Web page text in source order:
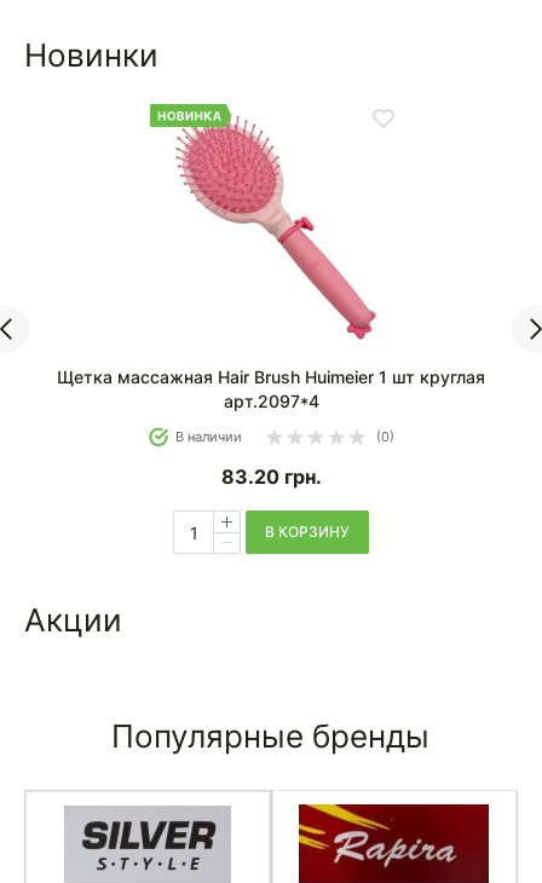
Новинки
Щетка массажка Hair Comb овальная цветная
В наличии (0)
69.30 грн.
В КОРЗИНУ
Акции
Популярные бренды